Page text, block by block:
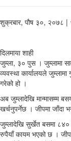
शुक्रबार, पौष ३०, २०७८ |
दिलमाया शाही
जुम्ला, ३० पुस । जुम्लामा
व्यवस्था कार्यालयले जुम्लामा
गरेको हो ।
अब जुम्लादेखि मान्मासम्म
खर्चनुपर्नेछ । जीपमा जाँदा
जुम्लादेखि सुर्खेत बसमा ८४०
रुपैयाँ कायम भएको छ ।